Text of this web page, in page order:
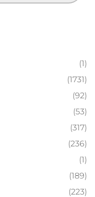
(1)
(1731)
(92)
(53)
(317)
(236)
(1)
(189)
(223)